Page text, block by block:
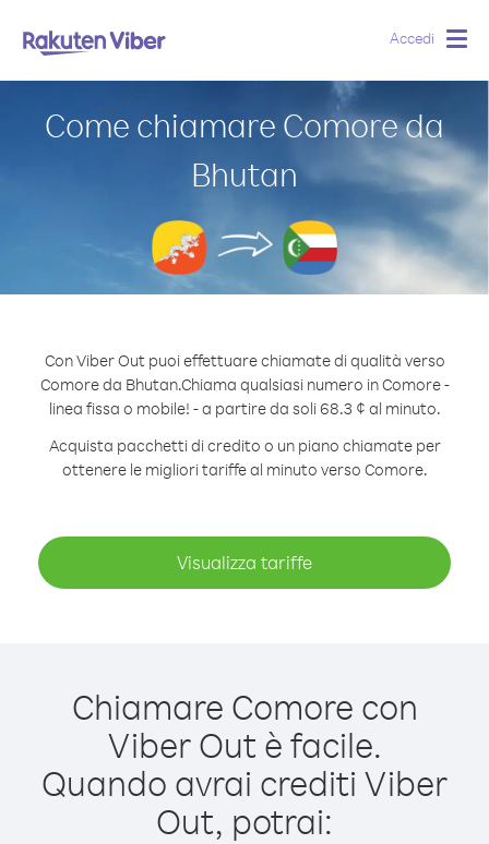
Accedi
Come chiamare Comore da
Bhutan
Con Viber Out puoi effettuare chiamate di qualità verso
Comore da Bhutan.Chiama qualsiasi numero in Comore -
linea fissa o mobile! - a partire da soli 68.3 ¢ al minuto.
Acquista pacchetti di credito o un piano chiamate per
ottenere le migliori tariffe al minuto verso Comore.
Visualizza tariffe
Chiamare Comore con
Viber Out è facile.
Quando avrai crediti Viber
Out, potrai: